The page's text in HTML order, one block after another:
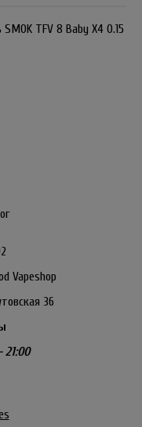
TFV 8 Baby X4 0.15
Vapeshop
36
21:00